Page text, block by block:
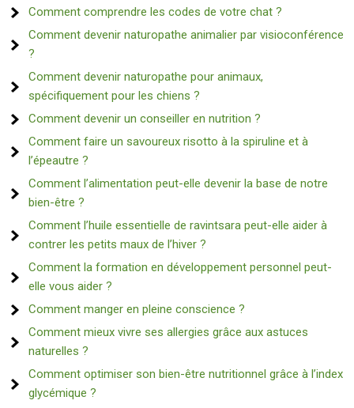
Comment comprendre les codes de votre chat ?
Comment devenir naturopathe animalier par visioconférence
?
Comment devenir naturopathe pour animaux,
spécifiquement pour les chiens ?
Comment devenir un conseiller en nutrition ?
Comment faire un savoureux risotto à la spiruline et à
l’épeautre ?
Comment l’alimentation peut-elle devenir la base de notre
bien-être ?
Comment l’huile essentielle de ravintsara peut-elle aider à
contrer les petits maux de l’hiver ?
Comment la formation en développement personnel peut-
elle vous aider ?
Comment manger en pleine conscience ?
Comment mieux vivre ses allergies grâce aux astuces
naturelles ?
Comment optimiser son bien-être nutritionnel grâce à l’index
glycémique ?